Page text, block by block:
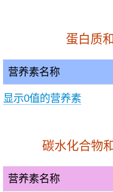
蛋白质
营养素名称
显示0值的营养素
碳水化合物
营养素名称